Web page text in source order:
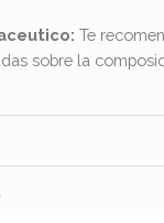
Te
sobre la